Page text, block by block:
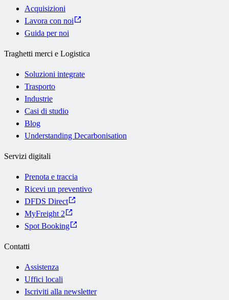
Acquisizioni
Lavora con noi
Guida per noi
Traghetti merci e Logistica
Soluzioni integrate
Trasporto
Industrie
Casi di studio
Blog
Understanding Decarbonisation
Servizi digitali
Prenota e traccia
Ricevi un preventivo
DFDS Direct
MyFreight 2
Spot Booking
Contatti
Assistenza
Uffici locali
Iscriviti alla newsletter